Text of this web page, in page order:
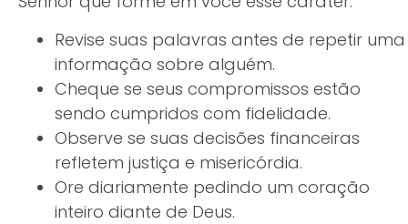
Revise suas palavras antes de repetir uma
informação sobre alguém.
Cheque se seus compromissos estão
sendo cumpridos com fidelidade.
Observe se suas decisões financeiras
refletem justiça e misericórdia.
Ore diariamente pedindo um coração
inteiro diante de Deus.